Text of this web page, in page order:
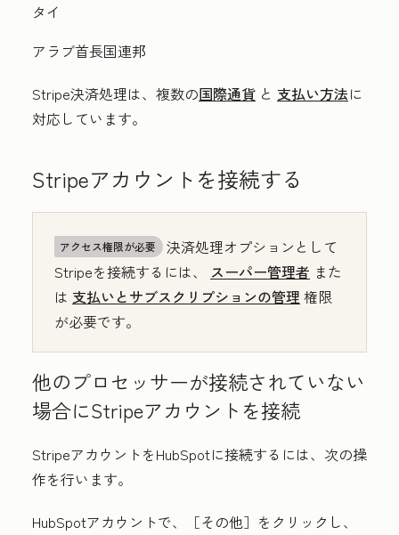
タイ
アラブ首長国連邦
Stripe決済処理は、複数の国際通貨 と 支払い方法に
対応しています。
Stripeアカウントを接続する
アクセス権限が必要
決済処理オプションとして
Stripeを接続するには、 スーパー管理者 また
は 支払いとサブスクリプションの管理 権限
が必要です。
他のプロセッサーが接続されていない
場合にStripeアカウントを接続
StripeアカウントをHubSpotに接続するには、次の操
作を行います。
HubSpotアカウントで、
［その他］をクリックし、